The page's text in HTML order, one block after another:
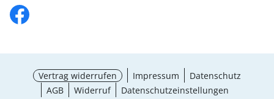
Vertrag widerrufen Impressum
Datenschutz
AGB
Widerruf Datenschutzeinstellungen